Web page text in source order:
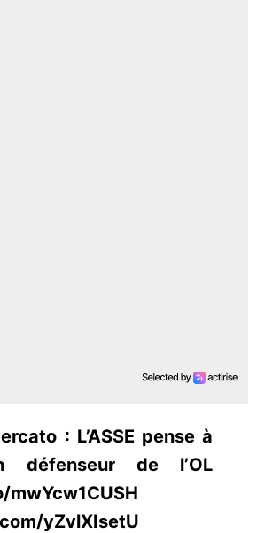
: L’ASSE pense à
défenseur de l’OL
yZvlXIsetU